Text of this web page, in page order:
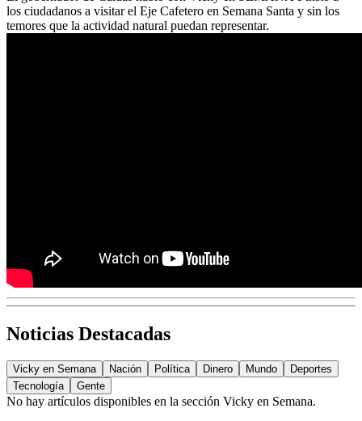
los ciudadanos a visitar el Eje Cafetero en Semana Santa y sin los
temores que la actividad natural puedan representar.
Noticias Destacadas
Vicky en Semana Nación Política Dinero Mundo
Deportes
Tecnología
Gente
No hay artículos disponibles en la sección Vicky en Semana.